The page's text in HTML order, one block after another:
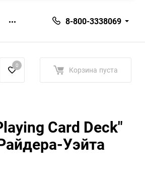
8-800-3338069
0 Корзина пуста
Card Deck"
Уэйта